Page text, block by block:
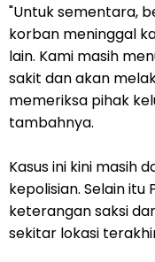
"Untuk sementara,
korban meninggal
lain. Kami masih
sakit dan akan
memeriksa pihak
tambahnya.
Kasus ini kini masih
kepolisian. Selain
keterangan saksi
sekitar lokasi